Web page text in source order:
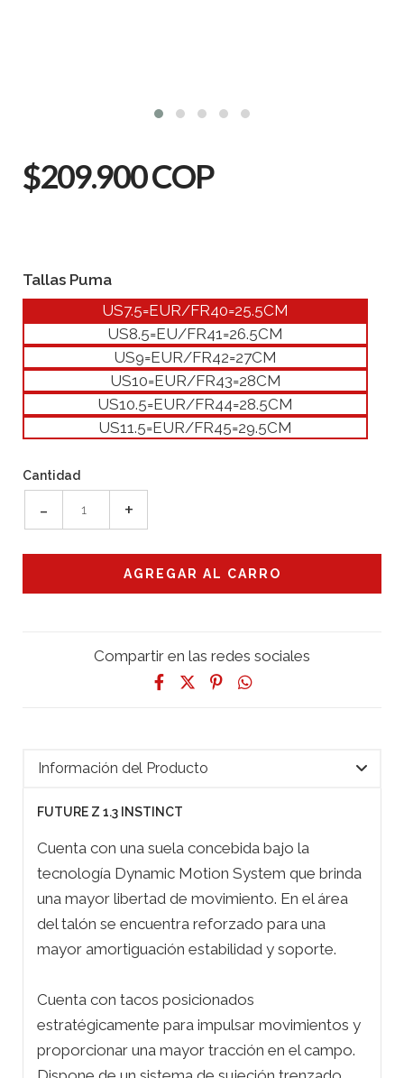
$209.900 COP
Tallas Puma
US7.5=EUR/FR40=25.5CM
US8.5=EU/FR41=26.5CM
US9=EUR/FR42=27CM
US10=EUR/FR43=28CM
US10.5=EUR/FR44=28.5CM
US11.5=EUR/FR45=29.5CM
Cantidad
- +
Compartir en las redes sociales
Información del Producto
FUTURE Z 1.3 INSTINCT
Cuenta con una suela concebida bajo la
tecnología Dynamic Motion System que brinda
una mayor libertad de movimiento. En el área
del talón se encuentra reforzado para una
mayor amortiguación estabilidad y soporte.
Cuenta con tacos posicionados
estratégicamente para impulsar movimientos y
proporcionar una mayor tracción en el campo.